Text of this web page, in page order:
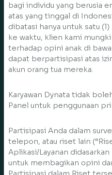
bagi individu yang berusia
atas yang tinggal di
dibatasi hanya untuk satu
ke waktu, klien kami
terhadap opini anak di
dapat berpartisipasi atas
akun orang tua mereka.
Karyawan Dynata tidak
Panel untuk penggunaan
Partisipasi Anda dalam
telepon, atau riset lain
Aplikasi/Layanan
untuk membagikan opini